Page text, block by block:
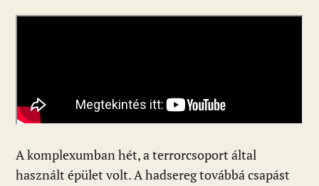
A komplexumban hét, a terrorcsoport által
használt épület volt. A hadsereg továbbá csapást